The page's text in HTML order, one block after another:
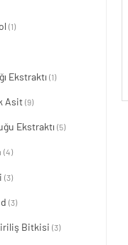
(1)
Ekstraktı (1)
Asit (9)
Ekstraktı (5)
(4)
(3)
(3)
Bitkisi (3)